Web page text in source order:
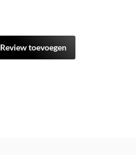
Review toevoegen